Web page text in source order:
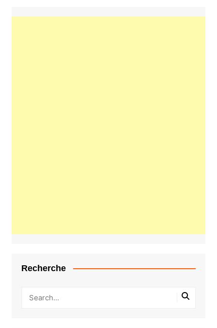
Recherche